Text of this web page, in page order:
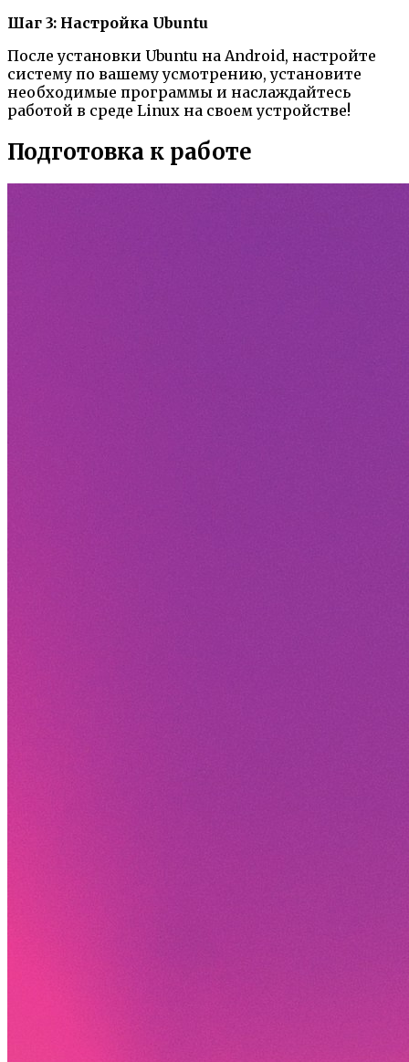
Шаг 3: Настройка Ubuntu
После установки Ubuntu на Android, настройте
систему по вашему усмотрению, установите
необходимые программы и наслаждайтесь
работой в среде Linux на своем устройстве!
Подготовка к работе